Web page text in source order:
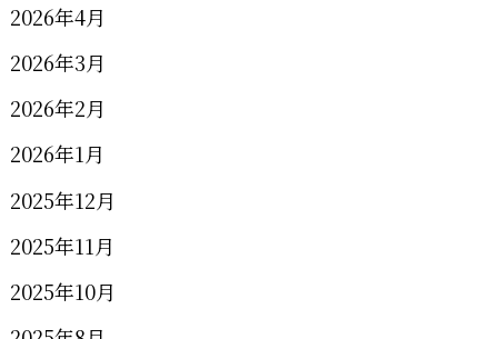
2026年4月
2026年3月
2026年2月
2026年1月
2025年12月
2025年11月
2025年10月